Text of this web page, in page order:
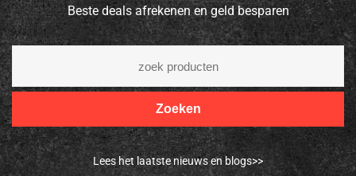
Beste deals afrekenen en geld besparen
Zoeken
Lees het laatste nieuws en blogs>>